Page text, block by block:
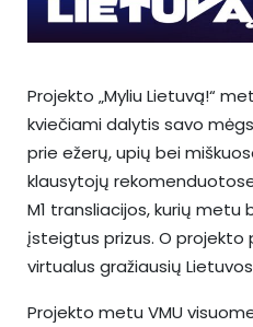
Projekto „Myliu Lietuvą!“
kviečiami dalytis savo
prie ežerų, upių bei
klausytojų
M1 transliacijos, kurių metu
įsteigtus prizus. O projekto
virtualus gražiausių
Projekto metu VMU